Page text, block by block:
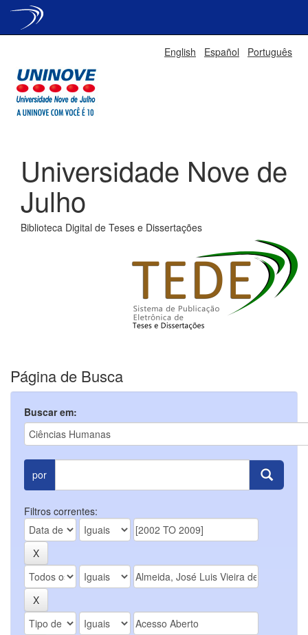
English Español Português
Universidade Nove de
Julho
Biblioteca Digital de Teses e Dissertações
Página de Busca
Buscar em:
por
Filtros correntes: